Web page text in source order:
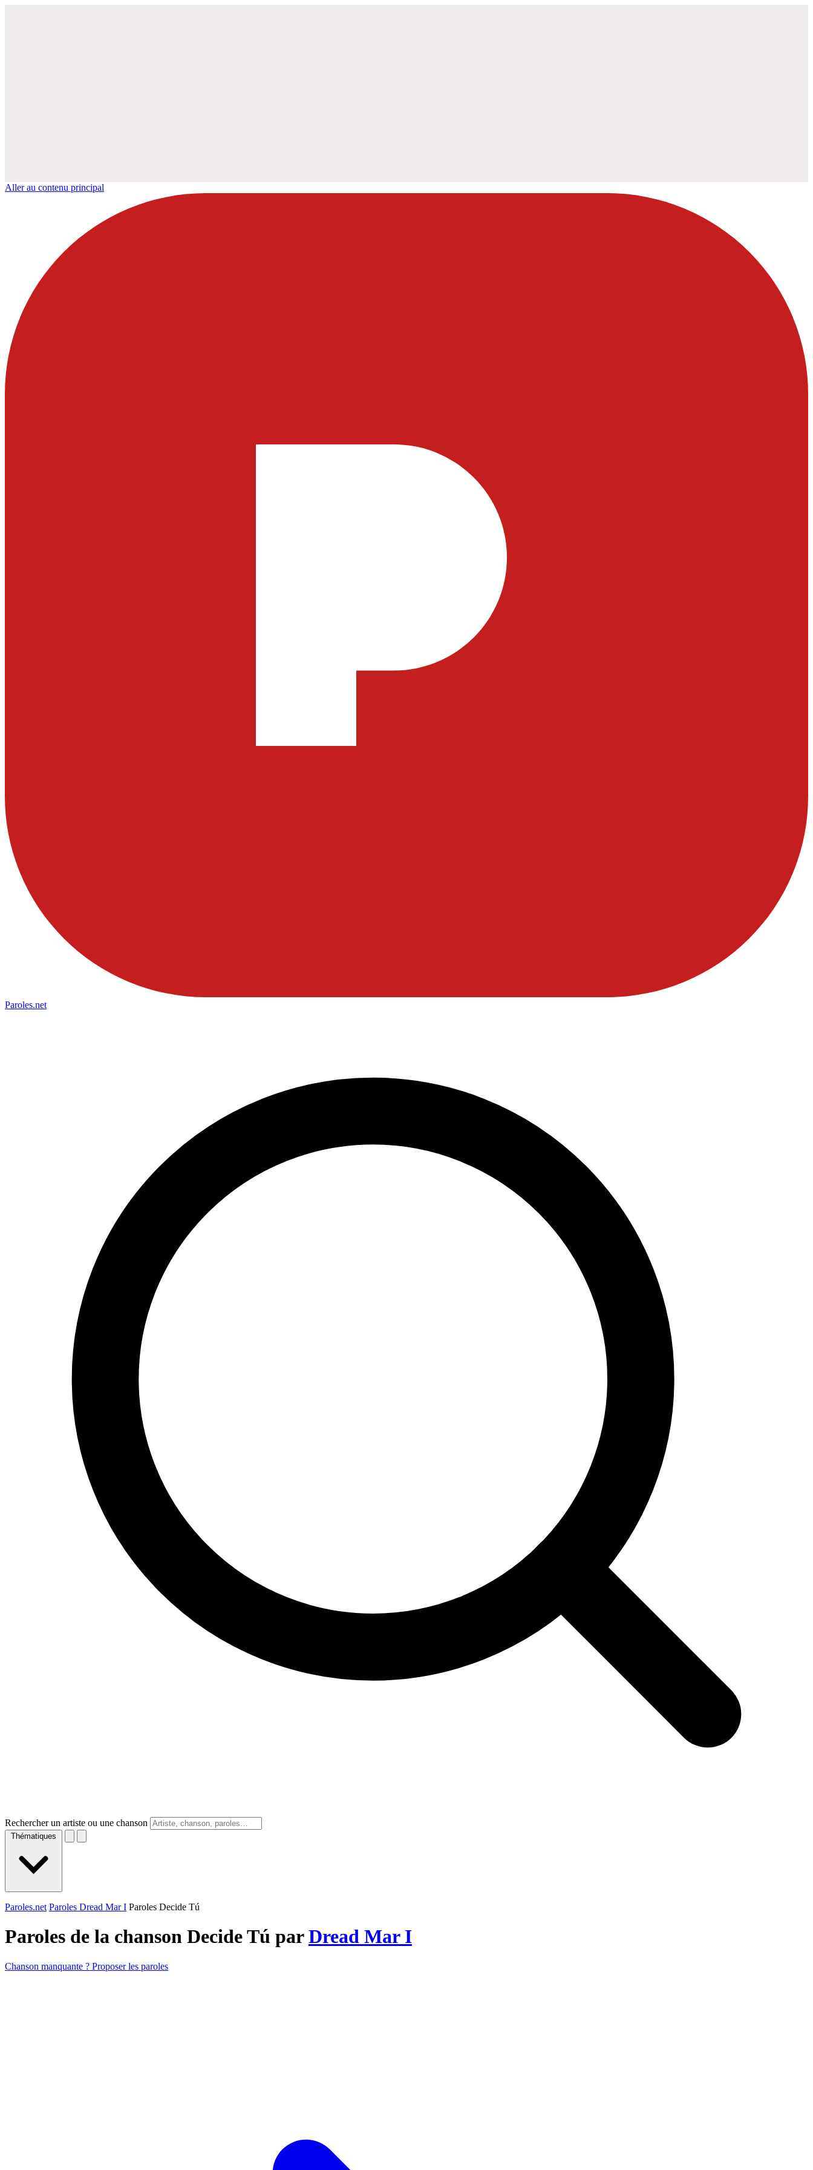
Aller au contenu principal
Paroles.net
Rechercher un artiste ou une chanson
Thématiques
Paroles.net Paroles Dread Mar I Paroles Decide Tú
Paroles de la chanson Decide Tú parDread Mar I
Chanson manquante ? Proposer les paroles